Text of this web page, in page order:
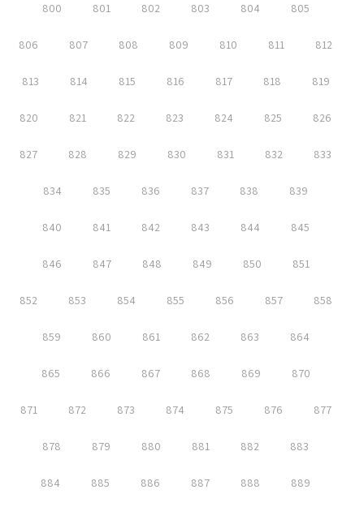
800 801 802 803 804 805
806 807 808 809 810 811 812
813 814 815 816 817 818 819
820 821 822 823 824 825 826
827 828 829 830 831 832 833
834 835 836 837 838 839
840 841 842 843 844 845
846 847 848 849 850 851
852 853 854 855 856 857 858
859 860 861 862 863 864
865 866 867 868 869 870
871 872 873 874 875 876 877
878 879 880 881 882 883
884 885 886 887 888 889